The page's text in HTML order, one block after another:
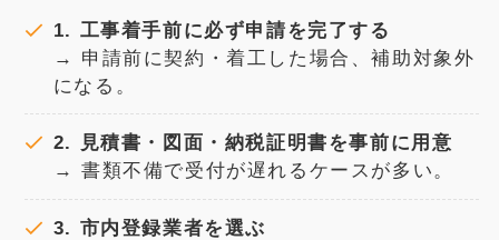
1. 工事着手前に必ず申請を完了する
→ 申請前に契約・着工した場合、補助対象外
になる。
2. 見積書・図面・納税証明書を事前に用意
→ 書類不備で受付が遅れるケースが多い。
3. 市内登録業者を選ぶ